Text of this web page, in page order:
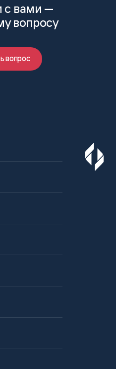
с вами —
вопросу
вопрос